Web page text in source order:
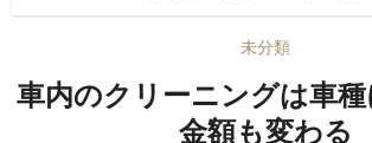
未分類
車内のクリーニングは車
金額も変わる